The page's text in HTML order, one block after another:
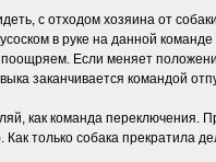
с отходом хозяина от
в руке на данной
Если меняет
заканчивается командой
как команда переключения.
Как только собака прекратила